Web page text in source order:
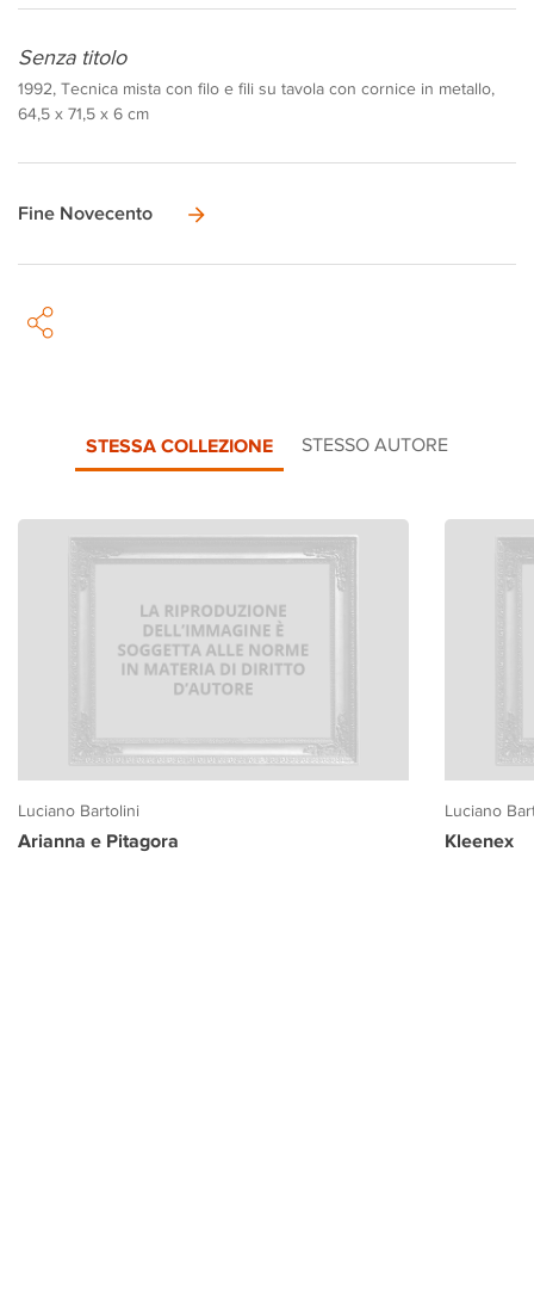
Senza titolo
1992, Tecnica mista con filo e fili su tavola con cornice in metallo,
64,5 x 71,5 x 6 cm
Fine Novecento
STESSA COLLEZIONE STESSO AUTORE
Luciano Bartolini
Arianna e Pitagora
Luciano
Kleenex